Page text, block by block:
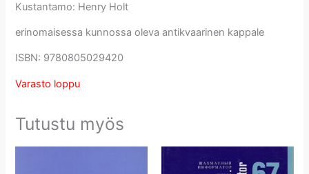
Kustantamo: Henry Holt
erinomaisessa kunnossa oleva antikvaarinen kappale
ISBN: 9780805029420
Varasto loppu
Tutustu myös